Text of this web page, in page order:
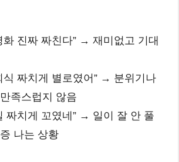
화 진짜 짜친다” → 재미없고 기대
식 짜치게 별로였어” → 분위기나
족스럽지 않음
짜치게 꼬였네” → 일이 잘 안 풀
나는 상황